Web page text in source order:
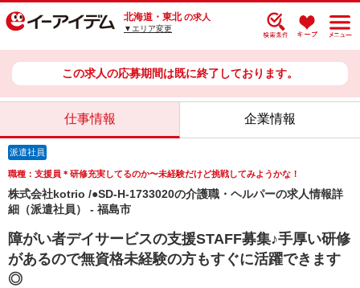
北海道・東北 の求人
▼エリア変更
この求人の応募期間は既に終了しております。
仕事情報 企業情報
派遣社員
職種：支援員＊研修充実してるのか〜未経験だけど挑戦してみようかな！
株式会社kotrio /●SD-H-1733020の介護職・ヘルパーの求人情報詳
細（派遣社員） - 福島市
障がい者デイサービスの支援STAFF募集♪手厚い研修
があるので無資格未経験の方もすぐに活躍できます
◎